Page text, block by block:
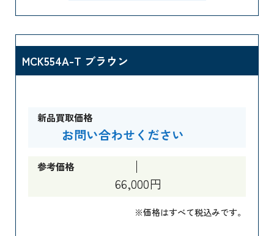
MCK554A-T ブラウン
新品買取価格
お問い合わせください
参考価格
66,000円
※価格はすべて税込みです。